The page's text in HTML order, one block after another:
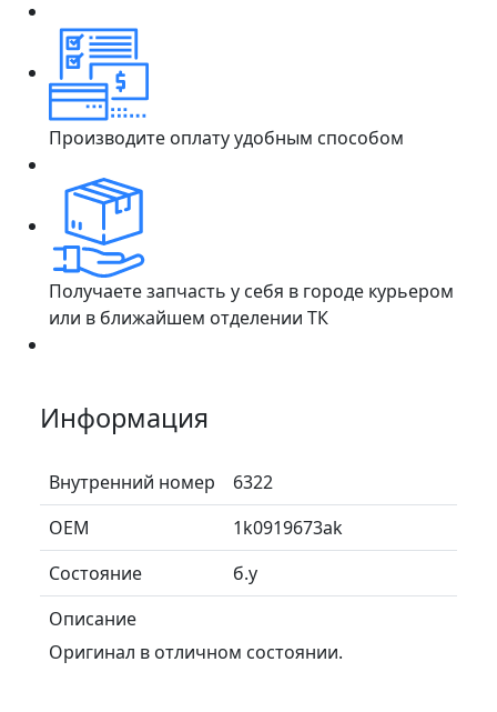
Производите оплату удобным способом
Получаете запчасть у себя в городе курьером
или в ближайшем отделении ТК
Информация
Внутренний номер
6322
ОЕМ
1k0919673ak
Состояние
б.у
Описание
Оригинал в отличном состоянии.